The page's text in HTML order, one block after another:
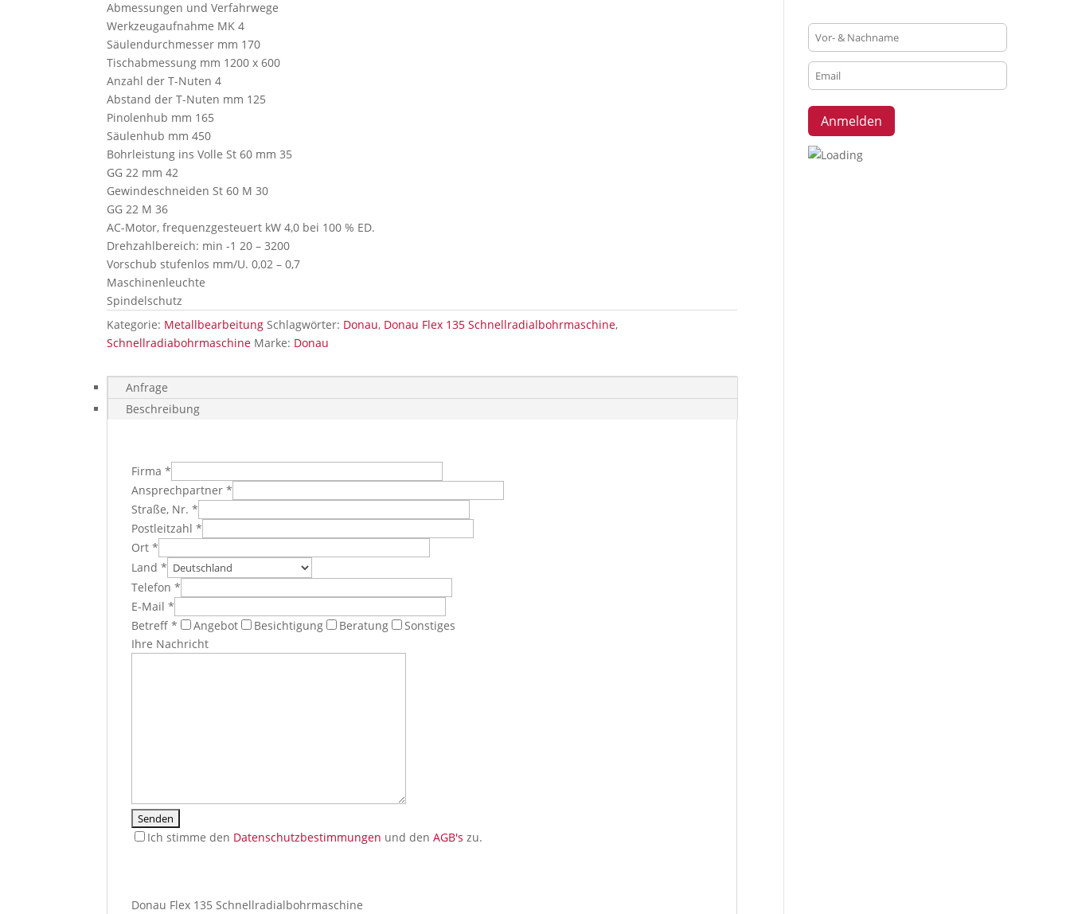
Abmessungen und Verfahrwege
Werkzeugaufnahme MK 4
Säulendurchmesser mm 170
Tischabmessung mm 1200 x 600
Anzahl der T-Nuten 4
Abstand der T-Nuten mm 125
Pinolenhub mm 165
Säulenhub mm 450
Bohrleistung ins Volle St 60 mm 35
GG 22 mm 42
Gewindeschneiden St 60 M 30
GG 22 M 36
AC-Motor, frequenzgesteuert kW 4,0 bei 100 % ED.
Drehzahlbereich: min -1 20 – 3200
Vorschub stufenlos mm/U. 0,02 – 0,7
Maschinenleuchte
Spindelschutz
Kategorie: Metallbearbeitung Schlagwörter: Donau, Donau Flex 135 Schnellradialbohrmaschine,
Schnellradiabohrmaschine Marke: Donau
Anfrage
Beschreibung
Firma *
Ansprechpartner *
Straße, Nr. *
Postleitzahl *
Ort *
Land *
Telefon *
E-Mail *
Betreff *
Angebot Besichtigung Beratung
Sonstiges
Ihre Nachricht
Ich stimme den Datenschutzbestimmungen und denAGB's zu.
Donau Flex 135 Schnellradialbohrmaschine